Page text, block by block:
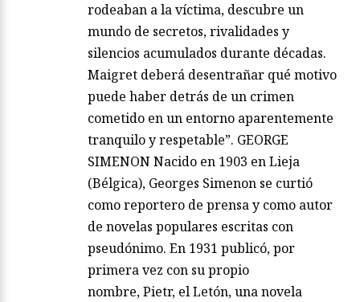
rodeaban a la víctima, descubre un
mundo de secretos, rivalidades y
silencios acumulados durante décadas.
Maigret deberá desentrañar qué motivo
puede haber detrás de un crimen
cometido en un entorno aparentemente
tranquilo y respetable”. GEORGE
SIMENON Nacido en 1903 en Lieja
(Bélgica), Georges Simenon se curtió
como reportero de prensa y como autor
de novelas populares escritas con
pseudónimo. En 1931 publicó, por
primera vez con su propio
nombre, Pietr, el Letón, una novela